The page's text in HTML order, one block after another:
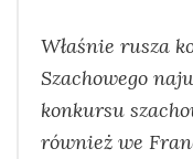
Właśnie rusza
Szachowego
konkursu
również we